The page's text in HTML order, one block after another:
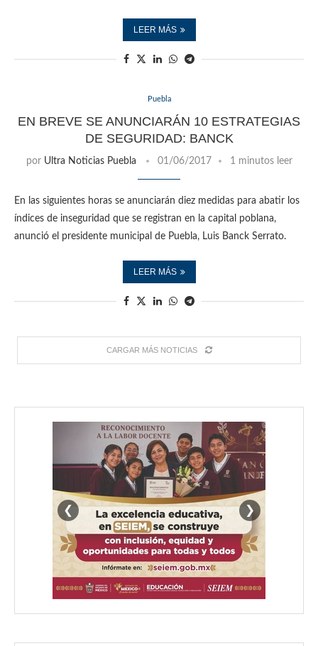
LEER MÁS
Puebla
EN BREVE SE ANUNCIARÁN 10 ESTRATEGIAS
DE SEGURIDAD: BANCK
por Ultra Noticias Puebla 01/06/2017 1 minutos leer
En las siguientes horas se anunciarán diez medidas para abatir los
índices de inseguridad que se registran en la capital poblana,
anunció el presidente municipal de Puebla, Luis Banck Serrato.
LEER MÁS
CARGAR MÁS NOTICIAS
❮ ❯